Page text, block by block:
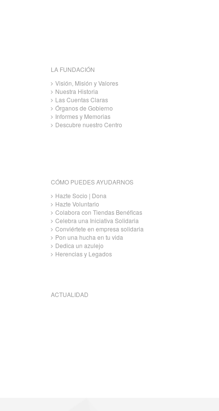
LA FUNDACIÓN
Visión, Misión y Valores
Nuestra Historia
Las Cuentas Claras
Órganos de Gobierno
Informes y Memorias
Descubre nuestro Centro
CÓMO PUEDES AYUDARNOS
Hazte Socio | Dona
Hazte Voluntario
Colabora con Tiendas Benéficas
Celebra una Iniciativa Solidaria
Conviértete en empresa solidaria
Pon una hucha en tu vida
Dedica un azulejo
Herencias y Legados
ACTUALIDAD